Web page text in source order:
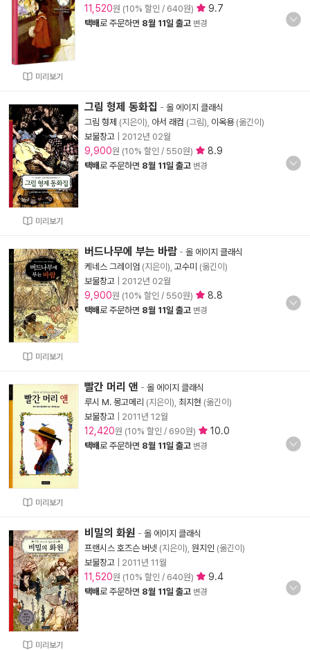
미리보기
11,520원 (10% 할인 / 640원) 9.7
택배로 주문하면 8월 11일 출고 변경
미리보기
그림 형제 동화집 - 올 에이지 클래식
그림 형제 (지은이), 아서 래컴 (그림), 이옥용(옮긴이)
보물창고
2012년 02월
9,900원 (10% 할인 / 550원) 8.9
택배로 주문하면 8월 11일 출고 변경
미리보기
버드나무에 부는 바람 - 올 에이지 클래식
케네스 그레이엄 (지은이), 고수미 (옮긴이)
보물창고
2012년 02월
9,900원 (10% 할인 / 550원) 8.8
택배로 주문하면 8월 11일 출고 변경
미리보기
빨간 머리 앤 - 올 에이지 클래식
루시 M. 몽고메리 (지은이), 최지현 (옮긴이)
보물창고
2011년 12월
12,420원 (10% 할인 / 690원) 10.0
택배로 주문하면 8월 11일 출고 변경
미리보기
비밀의 화원 - 올 에이지 클래식
프랜시스 호즈슨 버넷 (지은이), 원지인 (옮긴이)
보물창고
2011년 11월
11,520원 (10% 할인 / 640원) 9.4
택배로 주문하면 8월 11일 출고 변경